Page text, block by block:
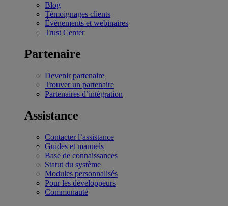
Blog
Témoignages clients
Événements et webinaires
Trust Center
Partenaire
Devenir partenaire
Trouver un partenaire
Partenaires d’intégration
Assistance
Contacter l’assistance
Guides et manuels
Base de connaissances
Statut du système
Modules personnalisés
Pour les développeurs
Communauté